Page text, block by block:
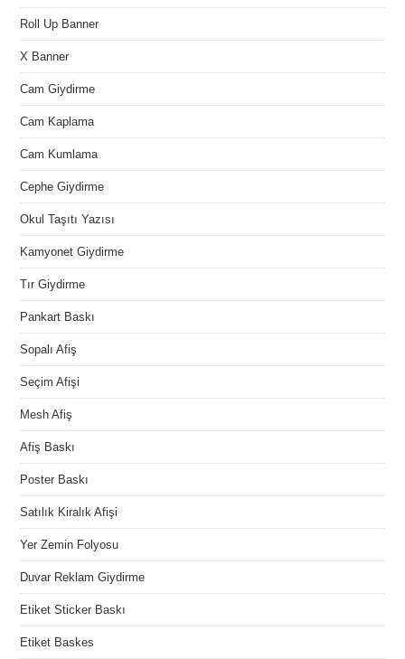
Roll Up Banner
X Banner
Cam Giydirme
Cam Kaplama
Cam Kumlama
Cephe Giydirme
Okul Taşıtı Yazısı
Kamyonet Giydirme
Tır Giydirme
Pankart Baskı
Sopalı Afiş
Seçim Afişi
Mesh Afiş
Afiş Baskı
Poster Baskı
Satılık Kiralık Afişi
Yer Zemin Folyosu
Duvar Reklam Giydirme
Etiket Sticker Baskı
Etiket Baskes